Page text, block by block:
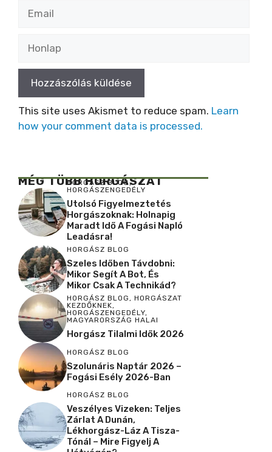
This site uses Akismet to reduce spam. Learn
how your comment data is processed.
MÉG TÖBB HORGÁSZAT
HORGÁSZ BLOG,
HORGÁSZENGEDÉLY
Utolsó Figyelmeztetés
Horgászoknak: Holnapig
Maradt Idő A Fogási Napló
Leadásra!
HORGÁSZ BLOG
Szeles Időben Távdobni:
Mikor Segít A Bot, És
Mikor Csak A Technikád?
HORGÁSZ BLOG, HORGÁSZAT
KEZDŐKNEK,
HORGÁSZENGEDÉLY,
MAGYARORSZÁG HALAI
Horgász Tilalmi Idők 2026
HORGÁSZ BLOG
Szolunáris Naptár 2026 –
Fogási Esély 2026-Ban
HORGÁSZ BLOG
Veszélyes Vizeken: Teljes
Zárlat A Dunán,
Lékhorgász-Láz A Tisza-
Tónál – Mire Figyelj A